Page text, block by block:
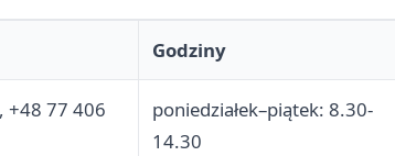
Godziny
+48 77 406
poniedziałek–piątek: 8.30-
14.30